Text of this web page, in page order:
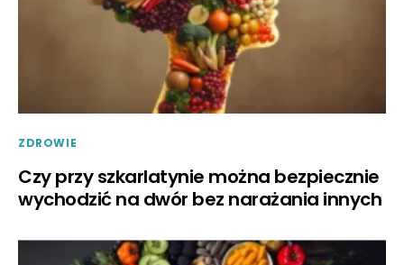
ZDROWIE
Czy przy szkarlatynie można bezpiecznie
wychodzić na dwór bez narażania innych